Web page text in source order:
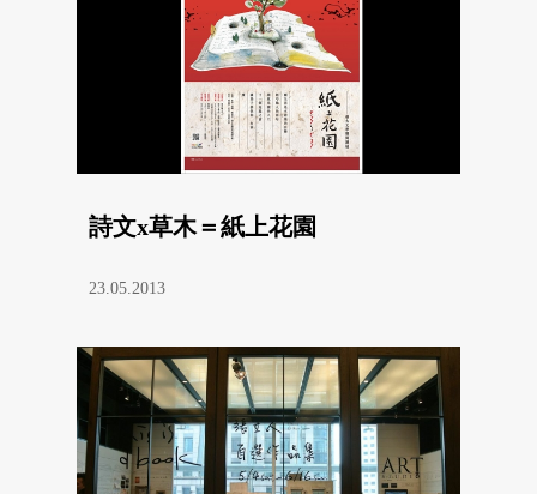
詩文x草木＝紙上花園
23.05.2013